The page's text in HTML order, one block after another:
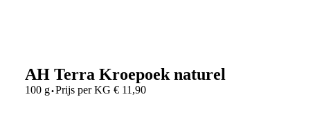
AH Terra Kroepoek naturel
100 g·Prijs per KG € 11,90